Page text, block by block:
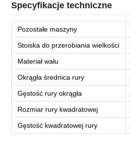
Specyfikacje techniczne
Pozostałe maszyny
Stoiska do przerobiania wielkości
Materiał wału
Okrągła średnica rury
Gęstość rury okrągła
Rozmiar rury kwadratowej
Gęstość kwadratowej rury